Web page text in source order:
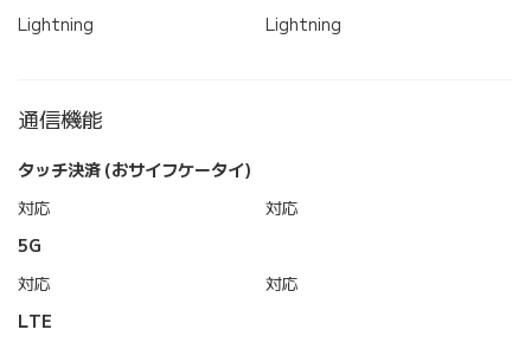
Lightning
Lightning
通信機能
タッチ決済 (おサイフケータイ)
対応
対応
5G
対応
対応
LTE